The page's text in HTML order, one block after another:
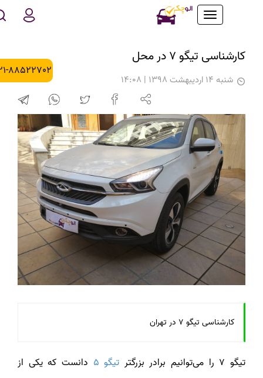
Toggle
021-88522702
کارشناسی تیگو 7 در محل
شنبه 14 اردیبهشت 1398 | 14:08
کارشناسی تیگو 7 در تهران
تیگو 7 را می‌توانیم برادر بزرگتر تیگو 5 دانست که یکی از